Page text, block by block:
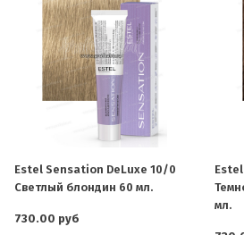
Estel Sensation DeLuxe 10/0
Светлый блондин 60 мл.
730.00 руб
мл.